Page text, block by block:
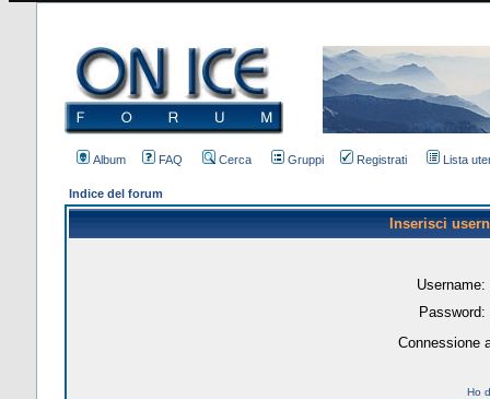
Album FAQ Cerca Gruppi Registrati Lista
Indice del forum
Inserisci
Username:
Password:
Connessione
Ho